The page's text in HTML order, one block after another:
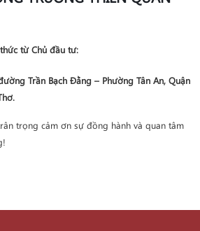
từ Chủ đầu tư:
Trần Bạch Đằng – Phường Tân An, Quận
trọng cảm ơn sự đồng hành và quan tâm